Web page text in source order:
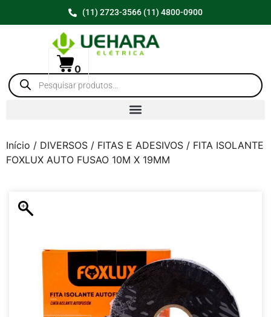
(11) 2723-3566 (11) 4800-0900
0
Início / DIVERSOS / FITAS E ADESIVOS / FITA ISOLANTE
FOXLUX AUTO FUSAO 10M X 19MM